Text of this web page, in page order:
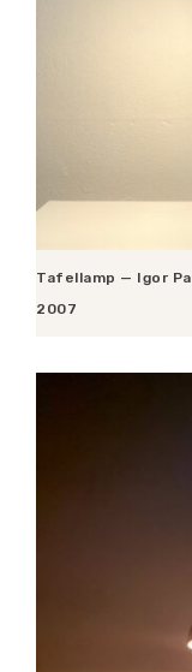
Tafellamp — Igor
2007